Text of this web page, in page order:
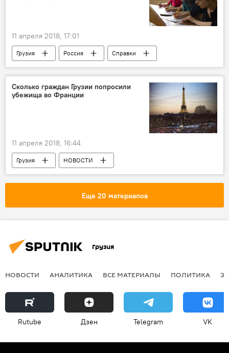
11 апреля 2018, 17:01
Грузия Россия
Справки
Тотальный диктант
Сколько граждан Грузии попросили
убежища во Франции
11 апреля 2018, 16:44
Грузия НОВОСТИ
Еще 20 материалов
Грузия
НОВОСТИ АНАЛИТИКА ВСЕ МАТЕРИАЛЫ ПОЛИТИКА
Rutube Дзен Telegram VK